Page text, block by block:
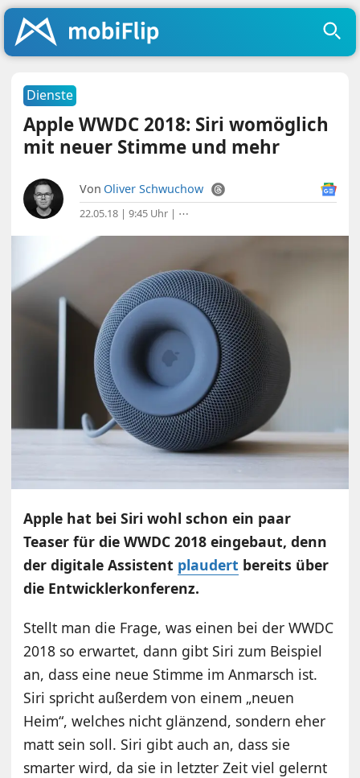
Dienste
Apple WWDC 2018: Siri womöglich
mit neuer Stimme und mehr
Von Oliver Schwuchow
22.05.18 | 9:45 Uhr | ⋯
Apple hat bei Siri wohl schon ein paar
Teaser für die WWDC 2018 eingebaut, denn
der digitale Assistent plaudert bereits über
die Entwicklerkonferenz.
Stellt man die Frage, was einen bei der WWDC
2018 so erwartet, dann gibt Siri zum Beispiel
an, dass eine neue Stimme im Anmarsch ist.
Siri spricht außerdem von einem „neuen
Heim“, welches nicht glänzend, sondern eher
matt sein soll. Siri gibt auch an, dass sie
smarter wird, da sie in letzter Zeit viel gelernt